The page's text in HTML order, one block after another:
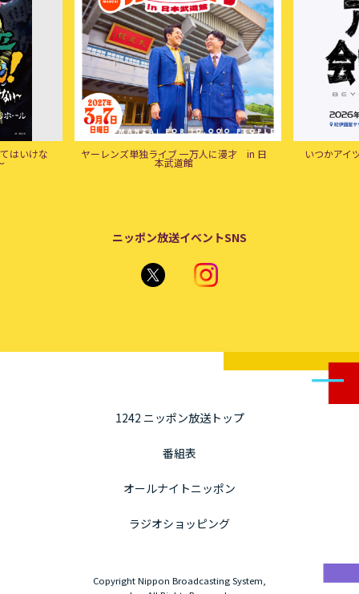
はいけな ヤーレンズ単独ライブ 一万人に漫才 in 日
本武道館
いつかアイ
ニッポン放送イベントSNS
1242 ニッポン放送トップ
番組表
オールナイトニッポン
ラジオショッピング
Copyright Nippon Broadcasting System,